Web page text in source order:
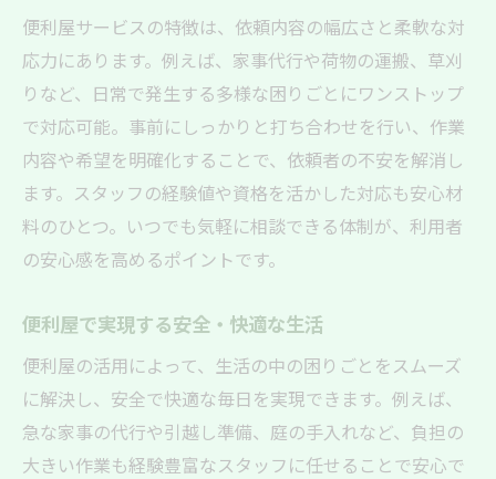
便利屋サービスの特徴は、依頼内容の幅広さと柔軟な対
応力にあります。例えば、家事代行や荷物の運搬、草刈
りなど、日常で発生する多様な困りごとにワンストップ
で対応可能。事前にしっかりと打ち合わせを行い、作業
内容や希望を明確化することで、依頼者の不安を解消し
ます。スタッフの経験値や資格を活かした対応も安心材
料のひとつ。いつでも気軽に相談できる体制が、利用者
の安心感を高めるポイントです。
便利屋で実現する安全・快適な生活
便利屋の活用によって、生活の中の困りごとをスムーズ
に解決し、安全で快適な毎日を実現できます。例えば、
急な家事の代行や引越し準備、庭の手入れなど、負担の
大きい作業も経験豊富なスタッフに任せることで安心で